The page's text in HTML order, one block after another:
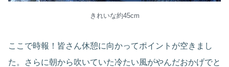
きれいな約45cm
ここで時報！皆さん休憩に向かってポイントが空きまし
た。さらに朝から吹いていた冷たい風がやんだおかげでと